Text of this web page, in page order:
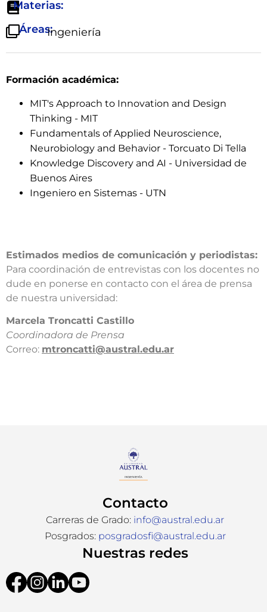
Materias:
Áreas:Ingeniería
Formación académica:
MIT's Approach to Innovation and Design
Thinking - MIT
Fundamentals of Applied Neuroscience,
Neurobiology and Behavior - Torcuato Di Tella
Knowledge Discovery and AI - Universidad de
Buenos Aires
Ingeniero en Sistemas - UTN
Estimados medios de comunicación y periodistas:
Para coordinación de entrevistas con los docentes no
dude en ponerse en contacto con el área de prensa
de nuestra universidad:​
​Marcela Troncatti Castillo​
Coordinadora de Prensa​
Correo: mtroncatti@austral.edu.ar​
Contacto
Carreras de Grado: info@austral.edu.ar
Posgrados: posgradosfi@austral.edu.ar
Nuestras redes